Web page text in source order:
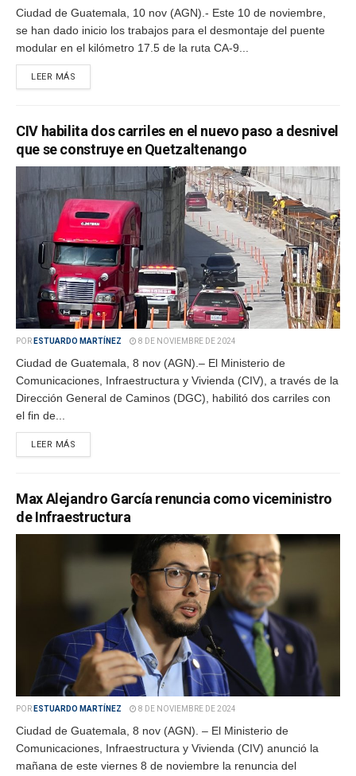
Ciudad de Guatemala, 10 nov (AGN).- Este 10 de noviembre,
se han dado inicio los trabajos para el desmontaje del puente
modular en el kilómetro 17.5 de la ruta CA-9...
LEER MÁS
CIV habilita dos carriles en el nuevo paso a desnivel
que se construye en Quetzaltenango
POR ESTUARDO MARTÍNEZ 8 DE NOVIEMBRE DE 2024
Ciudad de Guatemala, 8 nov (AGN).– El Ministerio de
Comunicaciones, Infraestructura y Vivienda (CIV), a través de la
Dirección General de Caminos (DGC), habilitó dos carriles con
el fin de...
LEER MÁS
Max Alejandro García renuncia como viceministro
de Infraestructura
POR ESTUARDO MARTÍNEZ 8 DE NOVIEMBRE DE 2024
Ciudad de Guatemala, 8 nov (AGN). – El Ministerio de
Comunicaciones, Infraestructura y Vivienda (CIV) anunció la
mañana de este viernes 8 de noviembre la renuncia del